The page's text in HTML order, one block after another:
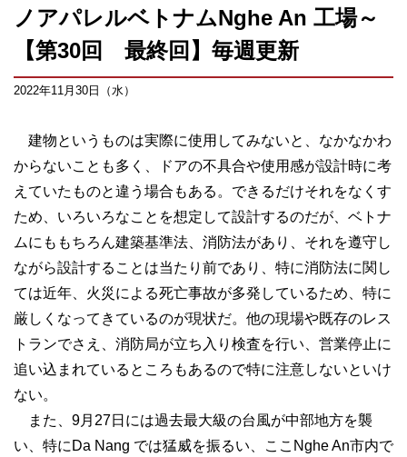
ノアパレルベトナムNghe An 工場～
【第30回 最終回】毎週更新
2022年11月30日（水）
建物というものは実際に使用してみないと、なかなかわ
からないことも多く、ドアの不具合や使用感が設計時に考
えていたものと違う場合もある。できるだけそれをなくす
ため、いろいろなことを想定して設計するのだが、ベトナ
ムにももちろん建築基準法、消防法があり、それを遵守し
ながら設計することは当たり前であり、特に消防法に関し
ては近年、火災による死亡事故が多発しているため、特に
厳しくなってきているのが現状だ。他の現場や既存のレス
トランでさえ、消防局が立ち入り検査を行い、営業停止に
追い込まれているところもあるので特に注意しないといけ
ない。
また、9月27日には過去最大級の台風が中部地方を襲
い、特にDa Nang では猛威を振るい、ここNghe An市内で